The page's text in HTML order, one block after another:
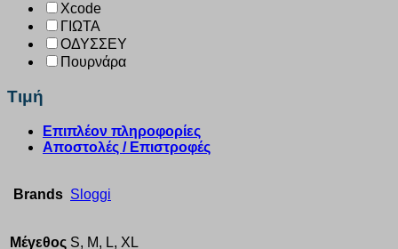
Xcode
ΓΙΩΤΑ
ΟΔΥΣΣΕΥ
Πουρνάρα
Τιμή
Επιπλέον πληροφορίες
Αποστολές / Επιστροφές
Brands Sloggi
Μέγεθος S, M, L, XL